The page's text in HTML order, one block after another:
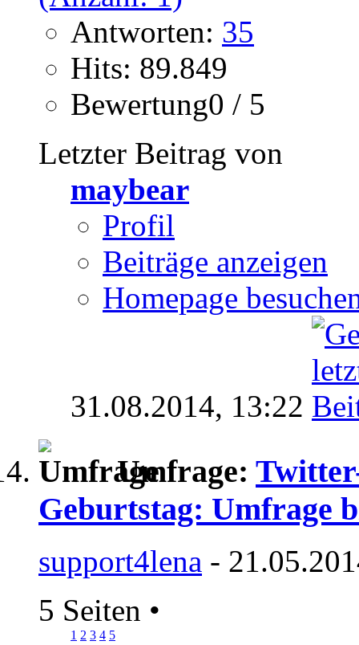
Antworten: 35
Hits: 89.849
Bewertung0 / 5
Letzter Beitrag von
maybear
Profil
Beiträge anzeigen
Homepage
31.08.2014, 13:22
Umfrage:
Geburtstag: Umfrage
support4lena -
5 Seiten •
1 2 3 4 5